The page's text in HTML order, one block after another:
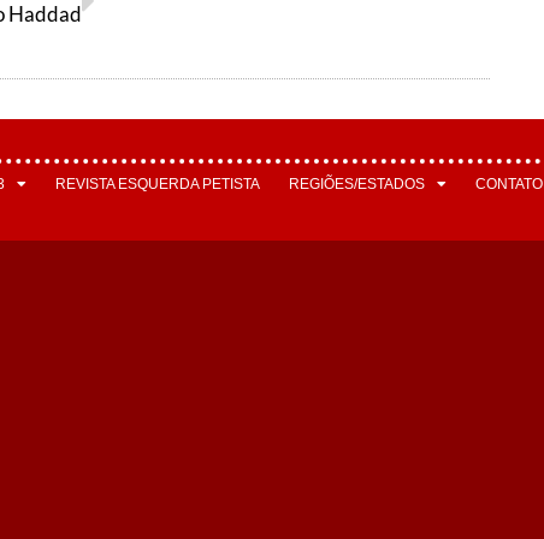
Haddad
REVISTA ESQUERDA PETISTA REGIÕES/ESTADOS CONTATO